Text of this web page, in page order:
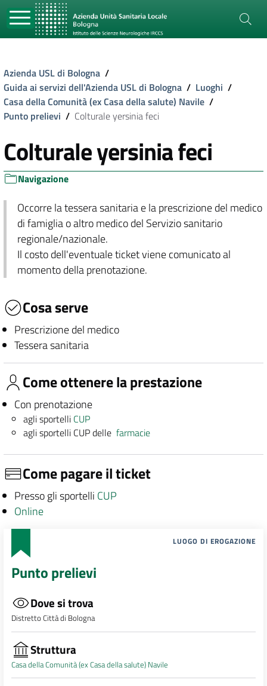
Azienda USL di Bologna /
Guida ai servizi dell'Azienda USL di Bologna / Luoghi /
Casa della Comunità (ex Casa della salute) Navile /
Punto prelievi / Colturale yersinia feci
Colturale yersinia feci
Navigazione
Occorre la tessera sanitaria e la prescrizione del medico
di famiglia o altro medico del Servizio sanitario
regionale/nazionale.
Il costo dell'eventuale ticket viene comunicato al
momento della prenotazione.
Cosa serve
Prescrizione del medico
Tessera sanitaria
Come ottenere la prestazione
Con prenotazione
agli sportelli CUP
agli sportelli CUP dellefarmacie
Come pagare il ticket
Presso gli sportelli CUP
Online
LUOGO DI EROGAZIONE
Punto prelievi
Dove si trova
Distretto Città di Bologna
Struttura
Casa della Comunità (ex Casa della salute) Navile